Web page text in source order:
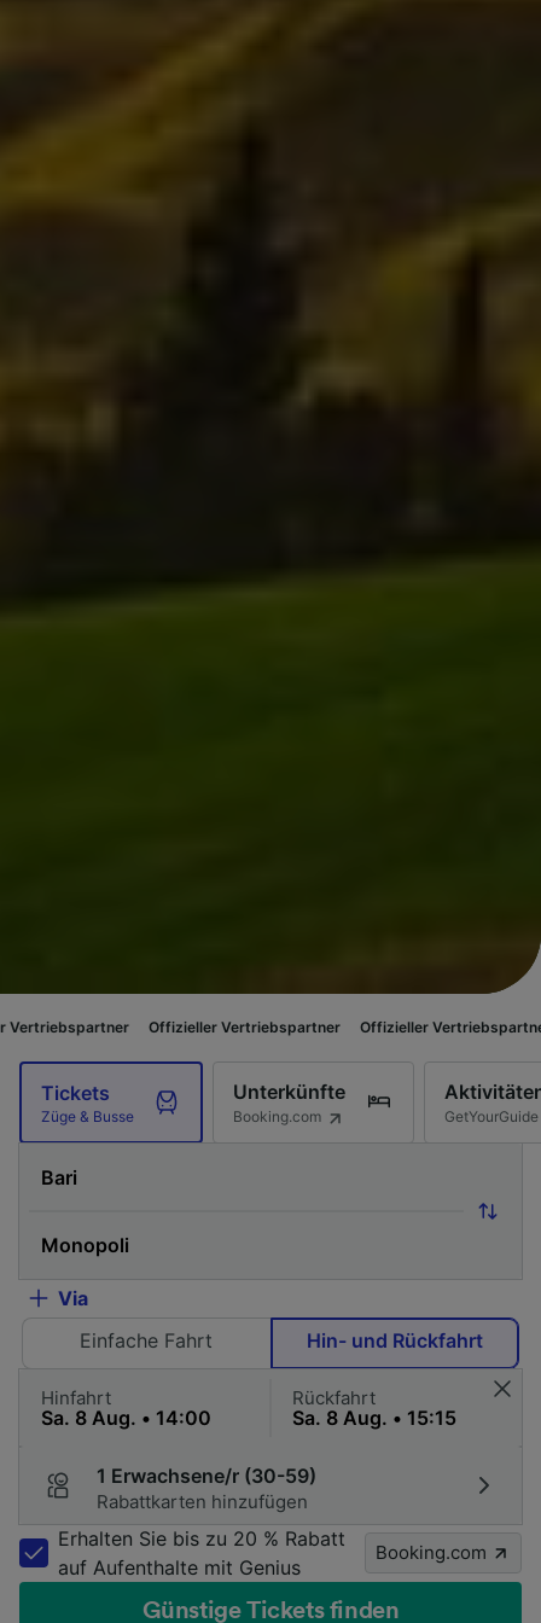
Offizieller Vertriebspartner Offizieller Vertriebspartner
Tickets
Züge & Busse
Unterkünfte
Booking.com GetYourGuide
Via
Einfache Fahrt
Hin- und Rückfahrt
Hinfahrt Rückfahrt
1 Erwachsene/r (30-59)
Rabattkarten hinzufügen
Erhalten Sie bis zu 20 % Rabatt
auf Aufenthalte mit Genius
Booking.com
Günstige Tickets finden